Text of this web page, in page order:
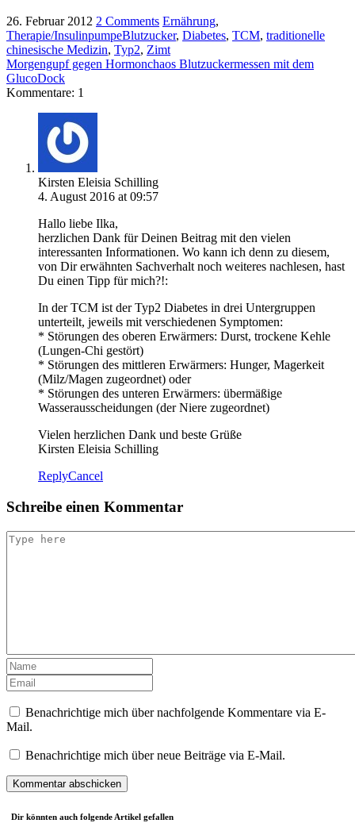
26. Februar 2012 2 Comments Ernährung,
Therapie/InsulinpumpeBlutzucker, Diabetes, TCM, traditionelle
chinesische Medizin, Typ2, Zimt
Morgengupf gegen Hormonchaos Blutzuckermessen mit dem
GlucoDock
Kommentare: 1
Kirsten Eleisia Schilling
4. August 2016 at 09:57
Hallo liebe Ilka,
herzlichen Dank für Deinen Beitrag mit den vielen
interessanten Informationen. Wo kann ich denn zu diesem,
von Dir erwähnten Sachverhalt noch weiteres nachlesen, hast
Du einen Tipp für mich?!:
In der TCM ist der Typ2 Diabetes in drei Untergruppen
unterteilt, jeweils mit verschiedenen Symptomen:
* Störungen des oberen Erwärmers: Durst, trockene Kehle
(Lungen-Chi gestört)
* Störungen des mittleren Erwärmers: Hunger, Magerkeit
(Milz/Magen zugeordnet) oder
* Störungen des unteren Erwärmers: übermäßige
Wasserausscheidungen (der Niere zugeordnet)
Vielen herzlichen Dank und beste Grüße
Kirsten Eleisia Schilling
ReplyCancel
Schreibe einen Kommentar
Benachrichtige mich über nachfolgende Kommentare via E-
Mail.
Benachrichtige mich über neue Beiträge via E-Mail.
Dir könnten auch folgende Artikel gefallen